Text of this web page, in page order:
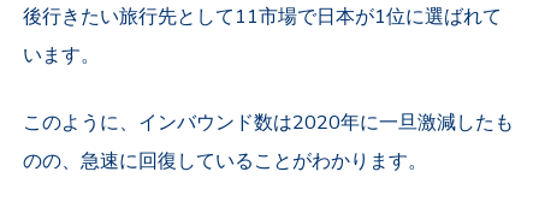
後行きたい旅行先として11市場で日本が1位に選ばれて
います。
このように、インバウンド数は2020年に一旦激減したも
のの、急速に回復していることがわかります。